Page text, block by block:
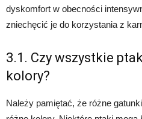
dyskomfort w obecności
zniechęcić je do korzystania z
3.1. Czy wszystkie
kolory?
Należy pamiętać, że różne